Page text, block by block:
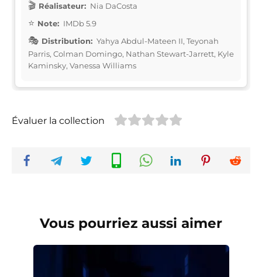
Réalisateur: Nia DaCosta
Note: IMDb 5.9
Distribution: Yahya Abdul-Mateen II, Teyonah
Parris, Colman Domingo, Nathan Stewart-Jarrett, Kyle
Kaminsky, Vanessa Williams
Évaluer la collection
Vous pourriez aussi aimer